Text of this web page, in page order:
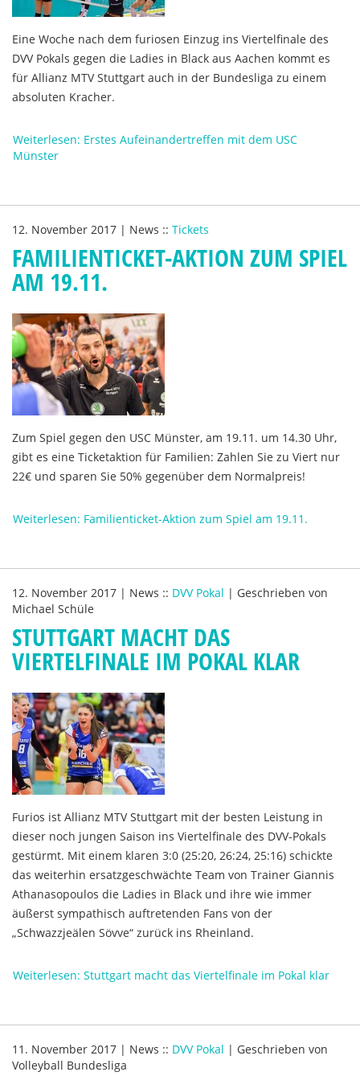
Eine Woche nach dem furiosen Einzug ins Viertelfinale des
DVV Pokals gegen die Ladies in Black aus Aachen kommt es
für Allianz MTV Stuttgart auch in der Bundesliga zu einem
absoluten Kracher.
Weiterlesen: Erstes Aufeinandertreffen mit dem USC
Münster
12. November 2017 | News :: Tickets
FAMILIENTICKET-AKTION ZUM SPIEL
AM 19.11.
Zum Spiel gegen den USC Münster, am 19.11. um 14.30 Uhr,
gibt es eine Ticketaktion für Familien: Zahlen Sie zu Viert nur
22€ und sparen Sie 50% gegenüber dem Normalpreis!
Weiterlesen: Familienticket-Aktion zum Spiel am 19.11.
12. November 2017 | News :: DVV Pokal | Geschrieben von
Michael Schüle
STUTTGART MACHT DAS
VIERTELFINALE IM POKAL KLAR
Furios ist Allianz MTV Stuttgart mit der besten Leistung in
dieser noch jungen Saison ins Viertelfinale des DVV-Pokals
gestürmt. Mit einem klaren 3:0 (25:20, 26:24, 25:16) schickte
das weiterhin ersatzgeschwächte Team von Trainer Giannis
Athanasopoulos die Ladies in Black und ihre wie immer
äußerst sympathisch auftretenden Fans von der
„Schwazzjeälen Sövve“ zurück ins Rheinland.
Weiterlesen: Stuttgart macht das Viertelfinale im Pokal klar
11. November 2017 | News :: DVV Pokal | Geschrieben von
Volleyball Bundesliga